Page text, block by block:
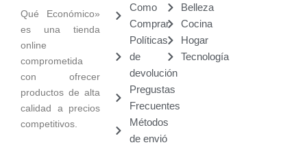
Qué Económico»
es una tienda
online
comprometida
con ofrecer
productos de alta
calidad a precios
competitivos.
Como
Comprar
Políticas
de
devolución
Pregustas
Frecuentes
Métodos
de envió
Belleza
Cocina
Hogar
Tecnología